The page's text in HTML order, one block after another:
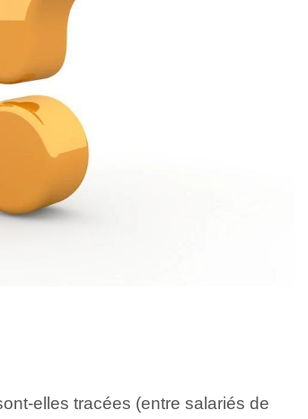
elles tracées (entre salariés de